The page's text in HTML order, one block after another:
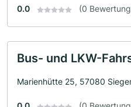
0.0 (0
Bus- und LKW-
Marienhütte 25, 57080